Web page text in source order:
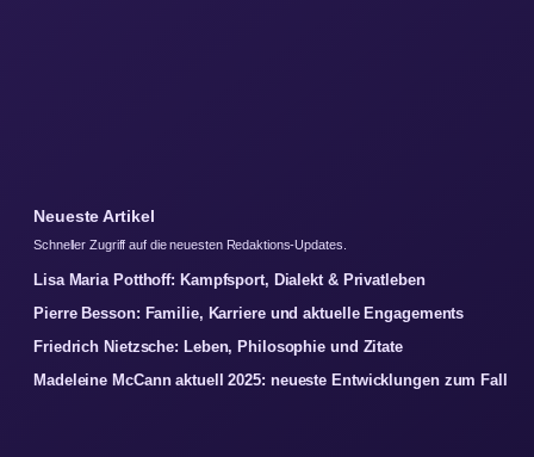
Neueste Artikel
Schneller Zugriff auf die neuesten Redaktions-Updates.
Lisa Maria Potthoff: Kampfsport, Dialekt & Privatleben
Pierre Besson: Familie, Karriere und aktuelle Engagements
Friedrich Nietzsche: Leben, Philosophie und Zitate
Madeleine McCann aktuell 2025: neueste Entwicklungen zum Fall